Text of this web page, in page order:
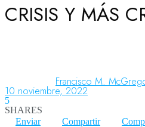
Aeronáutica
Aeropuertos
CRISIS Y MÁS
Francisco M.
10 noviembre, 2022
5
SHARES
Enviar
Compartir